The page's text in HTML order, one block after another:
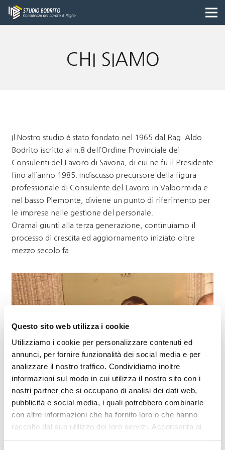
Questo sito web utilizza i cookie
Utilizziamo i cookie per personalizzare contenuti ed
annunci, per fornire funzionalità dei social media e per
analizzare il nostro traffico. Condividiamo inoltre
informazioni sul modo in cui utilizza il nostro sito con i
nostri partner che si occupano di analisi dei dati web,
pubblicità e social media, i quali potrebbero combinarle
con altre informazioni che ha fornito loro o che hanno
raccolto dal suo utilizzo dei loro servizi. Acconsenta ai
CHI SIAMO
Il Nostro studio è stato fondato nel 1965 dal Rag. Aldo
Bodrito iscritto al n.8 dell’Ordine Provinciale dei
Consulenti del Lavoro di Savona, di cui ne fu il Presidente
fino all’anno 1985. Indiscusso precursore della figura
professionale di Consulente del Lavoro in Valbormida e
nel basso Piemonte, diviene un punto di riferimento per
le imprese nelle gestione del personale.
Oramai giunti alla terza generazione, continuiamo il
processo di crescita ed aggiornamento iniziato oltre
mezzo secolo fa.
Da oltre cinquant’anni il nostro studio si occupa